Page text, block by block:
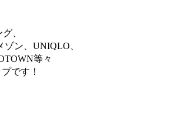
、
ン、UNIQLO、
等々
です！